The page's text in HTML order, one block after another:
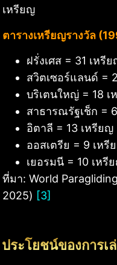
เหรียญ
ตารางเหรียญรางวัล
ฝรั่งเศส = 31 เหรี
สวิตเซอร์แลนด์ =
บริเตนใหญ่ = 18 เ
สาธารณรัฐเช็ก =
อิตาลี = 13 เหรียญ
ออสเตรีย = 9 เหรี
เยอรมนี = 10 เหรี
ที่มา: World
2025) [3]
ประโยชน์ของการเ